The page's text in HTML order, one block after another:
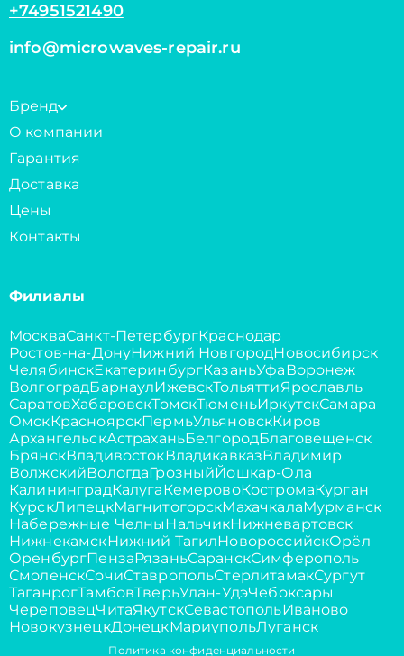
+74951521490
info@microwaves-repair.ru
Бренд
О компании
Гарантия
Доставка
Цены
Контакты
Филиалы
МоскваСанкт-ПетербургКраснодар
Ростов-на-ДонуНижний НовгородНовосибирск
ЧелябинскЕкатеринбургКазаньУфаВоронеж
ВолгоградБарнаулИжевскТольяттиЯрославль
СаратовХабаровскТомскТюменьИркутскСамара
ОмскКрасноярскПермьУльяновскКиров
АрхангельскАстраханьБелгородБлаговещенск
БрянскВладивостокВладикавказВладимир
ВолжскийВологдаГрозныйЙошкар-Ола
КалининградКалугаКемеровоКостромаКурган
КурскЛипецкМагнитогорскМахачкалаМурманск
Набережные ЧелныНальчикНижневартовск
НижнекамскНижний ТагилНовороссийскОрёл
ОренбургПензаРязаньСаранскСимферополь
СмоленскСочиСтавропольСтерлитамакСургут
ТаганрогТамбовТверьУлан-УдэЧебоксары
ЧереповецЧитаЯкутскСевастопольИваново
НовокузнецкДонецкМариупольЛуганск
Политика конфиденциальности